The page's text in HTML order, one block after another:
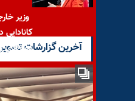
وزیر
نیروهایآخرین گزارشات